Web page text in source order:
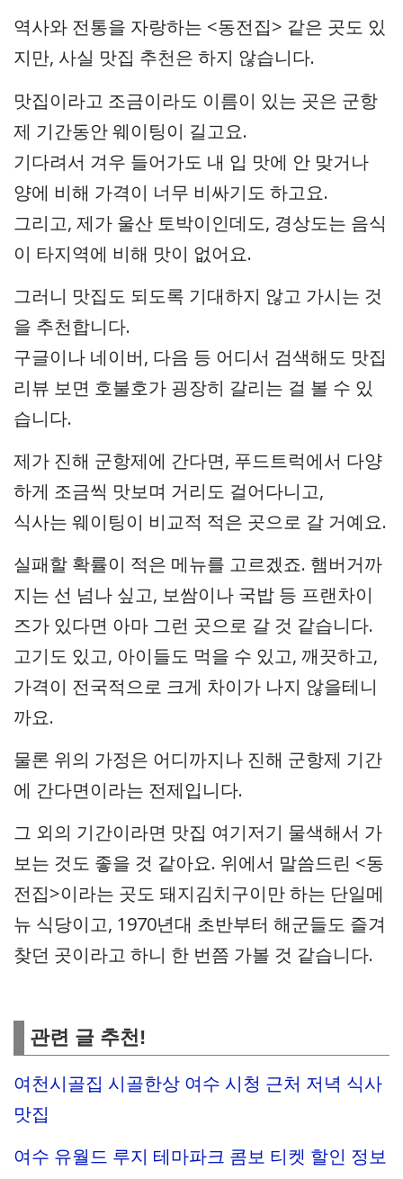
역사와 전통을 자랑하는 <동전집> 같은 곳도 있
지만, 사실 맛집 추천은 하지 않습니다.
맛집이라고 조금이라도 이름이 있는 곳은 군항
제 기간동안 웨이팅이 길고요.
기다려서 겨우 들어가도 내 입 맛에 안 맞거나
양에 비해 가격이 너무 비싸기도 하고요.
그리고, 제가 울산 토박이인데도, 경상도는 음식
이 타지역에 비해 맛이 없어요.
그러니 맛집도 되도록 기대하지 않고 가시는 것
을 추천합니다.
구글이나 네이버, 다음 등 어디서 검색해도 맛집
리뷰 보면 호불호가 굉장히 갈리는 걸 볼 수 있
습니다.
제가 진해 군항제에 간다면, 푸드트럭에서 다양
하게 조금씩 맛보며 거리도 걸어다니고,
식사는 웨이팅이 비교적 적은 곳으로 갈 거예요.
실패할 확률이 적은 메뉴를 고르겠죠. 햄버거까
지는 선 넘나 싶고, 보쌈이나 국밥 등 프랜차이
즈가 있다면 아마 그런 곳으로 갈 것 같습니다.
고기도 있고, 아이들도 먹을 수 있고, 깨끗하고,
가격이 전국적으로 크게 차이가 나지 않을테니
까요.
물론 위의 가정은 어디까지나 진해 군항제 기간
에 간다면이라는 전제입니다.
그 외의 기간이라면 맛집 여기저기 물색해서 가
보는 것도 좋을 것 같아요. 위에서 말씀드린 <동
전집>이라는 곳도 돼지김치구이만 하는 단일메
뉴 식당이고, 1970년대 초반부터 해군들도 즐겨
찾던 곳이라고 하니 한 번쯤 가볼 것 같습니다.
관련 글 추천!
여천시골집 시골한상 여수 시청 근처 저녁 식사
맛집
여수 유월드 루지 테마파크 콤보 티켓 할인 정보